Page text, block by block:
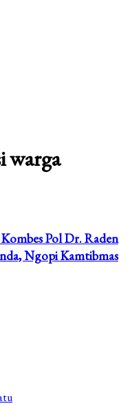
warga
Pol Dr. Raden
Ngopi Kamtibmas